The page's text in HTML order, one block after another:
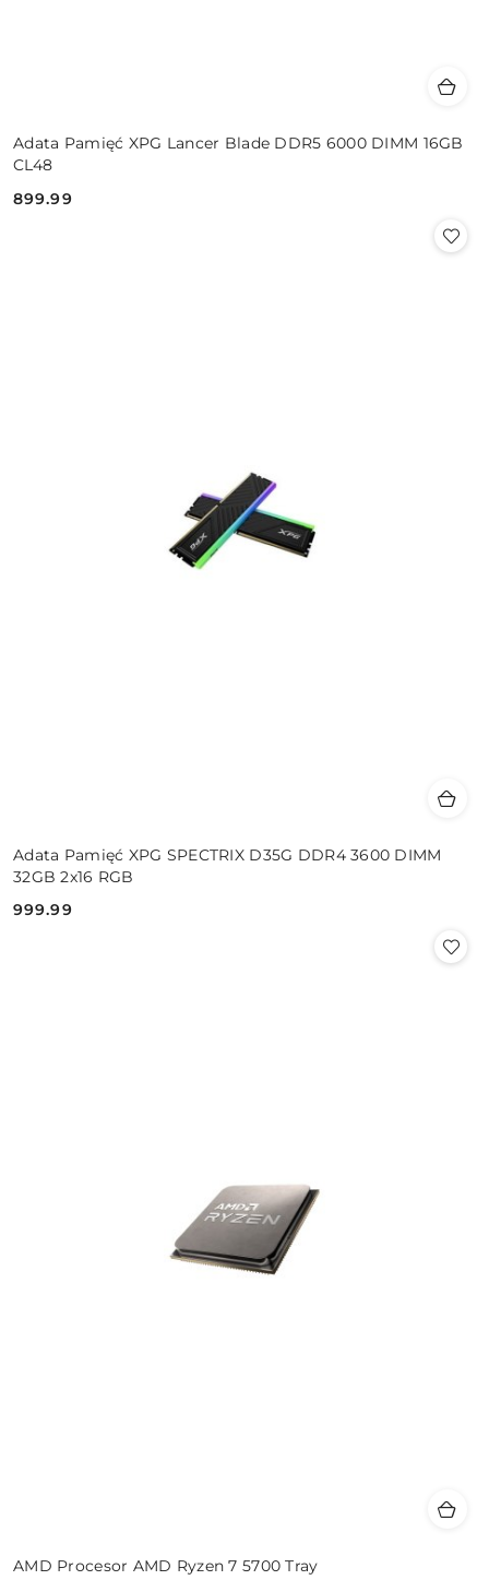
Adata Pamięć XPG Lancer Blade DDR5 6000 DIMM 16GB
CL48
Cena:
899.99
Adata Pamięć XPG SPECTRIX D35G DDR4 3600 DIMM
32GB 2x16 RGB
Cena:
999.99
AMD Procesor AMD Ryzen 7 5700 Tray